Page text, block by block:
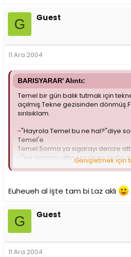
G Guest
11 Ara 2004
BARISYARAR' Alıntı:
Temel bir gün balık tutmak için
açılmış.Tekne gezisinden
sırılsıklam.
-"Hayrola Temel bu ne hal?"diye
Temel'e
Temel:Sorma ya sigarayı denize
-"ee sigarayı attın sendemi girdin
Temel:yoo sonra sigaranın üstüne
Genişletmek için
Euheueh al işte tam bi Laz aklı
G Guest
11 Ara 2004